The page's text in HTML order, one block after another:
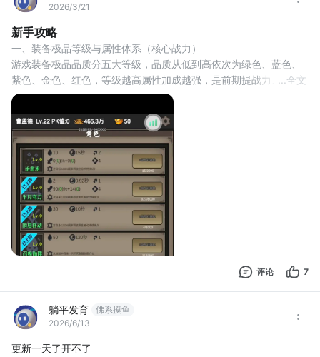
2026/3/21
新手攻略
一、装备极品等级与属性体系（核心战力）
游戏装备极品品质分五大等级，品质从低到高依次为绿色、蓝色、
紫色、金色、红色，等级越高属性加成越强，是前期提战力、提刷
怪效率的核心，新手捡到装备直接按品质替换，高品级优先穿戴，
无需犹豫。
（一）基础属性加成规则
品质梯度加成固定，提升逻辑清晰，各品级基础属性加成如下：
- 绿色：无额外加成，为初始基础属性值
- 蓝色：基础属性提升10%
- 紫色：
全文
评论 7
躺平发育
佛系摸鱼
2026/6/13
更新一天了开不了